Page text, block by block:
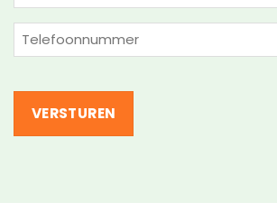
mailadres
(Vereist)
Telefoon
(Vereist)